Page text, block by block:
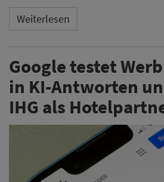
Weiterlesen
Google testet
in KI-Antworten
IHG als